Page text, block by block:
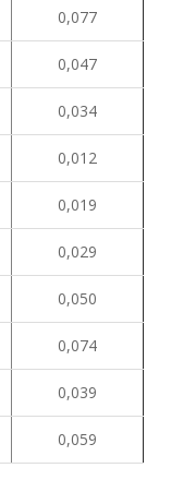
0,077
0,047
0,034
0,012
0,019
0,029
0,050
0,074
0,039
0,059